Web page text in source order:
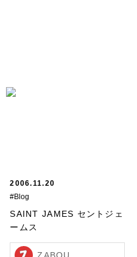
2006.11.20
#Blog
SAINT JAMES セントジェ
ームス